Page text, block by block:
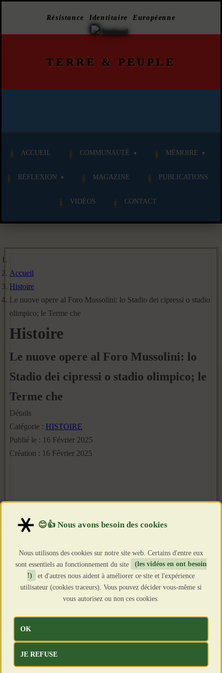
Résistance Identitaire Européenne
TERRE & PEUPLE
ACCUEIL COMMUNAUTÉ MÉMOIRE
RÉFLEXION MAGAZINE PUBLICATIONS
VIDÉOS CONTACT
Accueil
Histoire
Le nuove opere al Foro Mussolini: lo Stadio dei cipressi o stadio
olimpico; le Terme che
Histoire
Le nuove opere al Foro Mussolini: lo
Stadio dei cipressi o stadio olimpico; le
Terme che
Détails
Catégorie : HISTOIRE
Publié le : 16 Février 2025
Création : 16 Février 2025
Nous utilisons des cookies sur notre site web. Certains d'entre eux
sont essentiels au fonctionnement du site
(les vidéos en ont besoin
!)
et d'autres nous aident à améliorer ce site et l'expérience
utilisateur (cookies traceurs). Vous pouvez décider vous-même si
vous autorisez ou non ces cookies.
OK
JE REFUSE